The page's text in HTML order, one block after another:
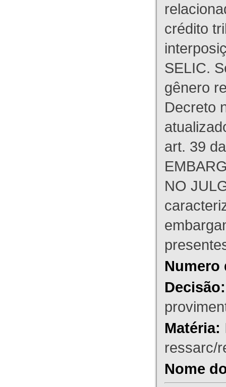
crédito
SELIC.
gênero
Decreto
art. 39
NO
Numero
Decisão:
Matéria:
ressarc/
Nome